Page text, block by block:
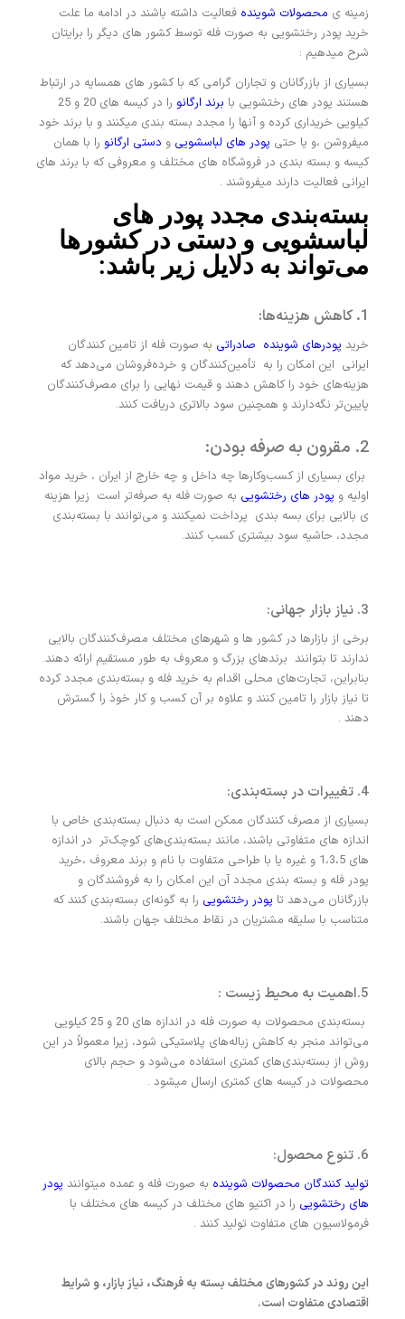
زمینه ی محصولات شوینده فعالیت داشته باشند در ادامه ما علت
خرید پودر رختشویی به صورت فله توسط کشور های دیگر را برایتان
شرح میدهیم :
بسیاری از بازرگانان و تجاران گرامی که با کشور های همسایه در ارتباط
هستند پودر های رختشویی با برند ارگانو
را در کیسه های 20 و 25
کیلویی خریداری کرده و آنها را مجدد بسته بندی میکنند و با برند خود
میفروشن ،و یا حتی پودر های لباسشویی و دستی ارگانو را با همان
کیسه و بسته بندی در فروشگاه های مختلف و معروفی که با برند های
ایرانی فعالیت دارند میفروشند .
بسته‌بندی مجدد پودر های
لباسشویی و دستی در کشورها
می‌تواند به دلایل زیر باشد:
1. کاهش هزینه‌ها:
خرید پودرهای شوینده صادراتی به صورت فله از تامین کنندگان
ایرانی این امکان را به تأمین‌کنندگان و خرده‌فروشان می‌دهد که
هزینه‌های خود را کاهش دهند و قیمت نهایی را برای مصرف‌کنندگان
پایین‌تر نگه‌دارند و همچنین سود بالاتری دریافت کنند.
2. مقرون به صرفه بودن:
برای بسیاری از کسب‌وکارها چه داخل و چه خارج از ایران ، خرید مواد
اولیه و پودر های رختشویی به صورت فله به صرفه‌تر است زیرا هزینه
ی بالایی برای بسه بندی پرداخت نمیکنند و می‌توانند با بسته‌بندی
مجدد، حاشیه سود بیشتری کسب کنند.
3. نیاز بازار جهانی:
برخی از بازارها در کشور ها و شهرهای مختلف مصرف‌کنندگان بالایی
ندارند تا بتوانند برندهای بزرگ و معروف به طور مستقیم ارائه دهند.
بنابراین، تجارت‌های محلی اقدام به خرید فله و بسته‌بندی مجدد کرده
تا نیاز بازار را تامین کنند و علاوه بر آن کسب و کار خوذ را گسترش
دهند .
4. تغییرات در بسته‌بندی:
بسیاری از مصرف کنندگان ممکن است به دنبال بسته‌بندی خاص با
اندازه های متفاوتی باشند، مانند بسته‌بندی‌های کوچک‌تر در اندازه
های 1،3،5 و غیره یا با طراحی متفاوت با نام و برند معروف ،خرید
پودر فله و بسته بندی مجدد آن این امکان را به فروشندگان و
بازرگانان می‌دهد تا پودر رختشویی را به گونه‌ای بسته‌بندی کنند که
متناسب با سلیقه مشتریان در نقاط مختلف جهان باشند.
5.اهمیت به محیط زیست :
بسته‌بندی محصولات به صورت فله در اندازه های 20 و 25 کیلویی
می‌تواند منجر به کاهش زباله‌های پلاستیکی شود، زیرا معمولاً در این
روش از بسته‌بندی‌های کمتری استفاده می‌شود و حجم بالای
محصولات در کیسه های کمتری ارسال میشود .
6. تنوع محصول:
تولید کنندگان محصولات شوینده به صورت فله و عمده میتوانند پودر
های رختشویی را در اکتیو های مختلف در کیسه های مختلف با
فرمولاسیون های متفاوت تولید کنند .
این روند در کشورهای مختلف بسته به فرهنگ، نیاز بازار، و شرایط
اقتصادی متفاوت است.